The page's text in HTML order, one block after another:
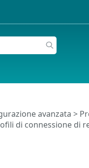
avanzata >
di connessione di